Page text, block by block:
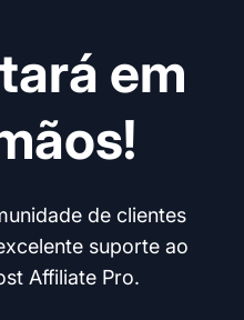
em
de clientes
suporte ao
Affiliate Pro.